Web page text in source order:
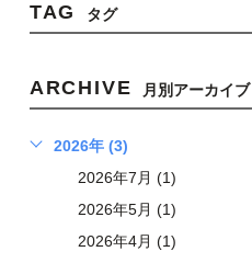
TAG タグ
ARCHIVE 月別アーカイブ
2026年 (3)
2026年7月 (1)
2026年5月 (1)
2026年4月 (1)